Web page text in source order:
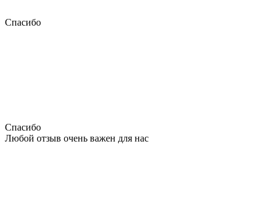
Спасибо
Спасибо
Любой отзыв очень важен для нас